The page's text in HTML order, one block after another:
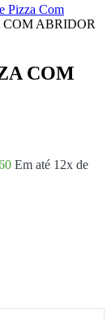
Pizza Com
COM ABRIDOR
COM
Em até 12x de